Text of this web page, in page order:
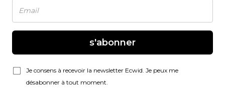
s'abonner
Je consens à recevoir la newsletter Ecwid. Je peux me
désabonner à tout moment.